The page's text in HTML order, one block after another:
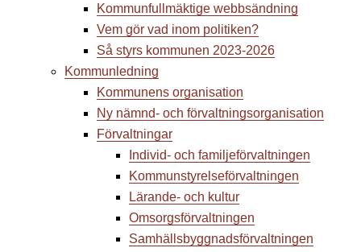
Kommunfullmäktige webbsändning
Vem gör vad inom politiken?
Så styrs kommunen 2023-2026
Kommunledning
Kommunens organisation
Ny nämnd- och förvaltnings­organisation
Förvaltningar
Individ- och familjeförvaltningen
Kommunstyrelse­förvaltningen
Lärande- och kultur
Omsorgsförvaltningen
Samhällsbyggnadsförvaltningen